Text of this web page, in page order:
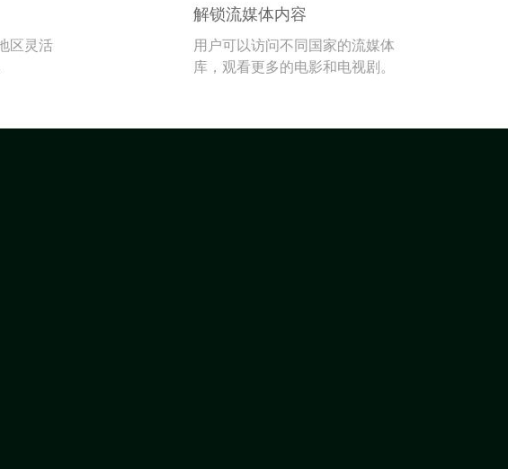
区灵活
解锁流媒体内容
用户可以访问不同国家的流媒体
库，观看更多的电影和电视剧。